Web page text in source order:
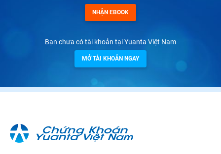
NHẬN EBOOK
Bạn chưa có tài khoản tại Yuanta Việt Nam
MỞ TÀI KHOẢN NGAY